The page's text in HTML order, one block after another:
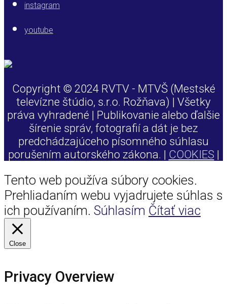
instagram
youtube
Copyright © 2024 RVTV - MTVŠ (Mestské
televízne štúdio, s.r.o. Rožňava) | Všetky
práva vyhradené | Publikovanie alebo ďalšie
šírenie správ, fotografií a dát je bez
predchádzajúceho písomného súhlasu
porušením autorského zákona. | COOKIES |
Tento web používa súbory cookies.
Prehliadaním webu vyjadrujete súhlas s
ich používaním. Súhlasím Čítať viac
Close
Privacy Overview